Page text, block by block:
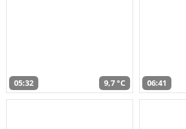
05:32 9,7 °C 06:41